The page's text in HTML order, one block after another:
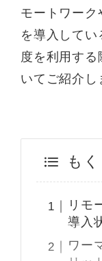
モートワーク
を導入してい
度を利用す
いてご紹介し
もく
リモ
導入
ワー